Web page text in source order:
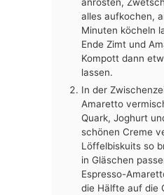
anrösten,
alles aufkochen,
Minuten köcheln
Ende Zimt und
Kompott dann
lassen.
In der
Amaretto
Quark, Joghurt
schönen Creme
Löffelbiskuits so
in Gläschen
Espresso-
die Hälfte auf die